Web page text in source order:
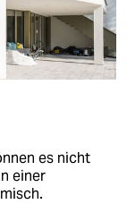
es nicht
einer